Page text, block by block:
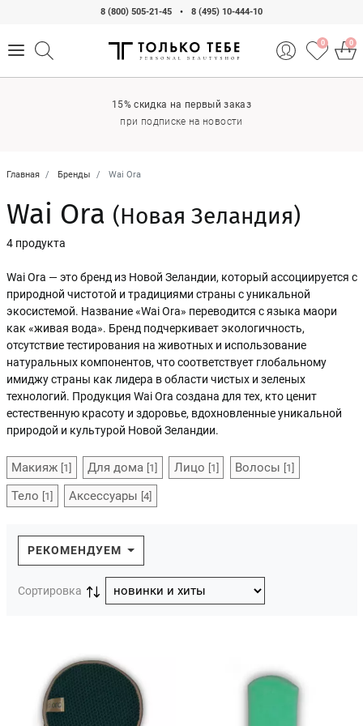
8 (800) 505-21-45 • 8 (495) 10-444-10
0 0
15% скидка на первый заказ
при подписке на новости
Главная Бренды Wai Ora
Wai Ora (Новая Зеландия)
4 продукта
Wai Ora — это бренд из Новой Зеландии, который ассоциируется с
природной чистотой и традициями страны с уникальной
экосистемой. Название «Wai Ora» переводится с языка маори
как «живая вода». Бренд подчеркивает экологичность,
отсутствие тестирования на животных и использование
натуральных компонентов, что соответствует глобальному
имиджу страны как лидера в области чистых и зеленых
технологий. Продукция Wai Ora создана для тех, кто ценит
естественную красоту и здоровье, вдохновленные уникальной
природой и культурой Новой Зеландии.
Макияж [1] Для дома [1] Лицо [1] Волосы [1]
Тело [1] Аксессуары [4]
РЕКОМЕНДУЕМ
Сортировка